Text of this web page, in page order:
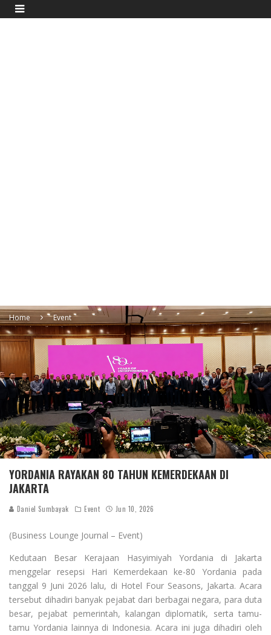
Home Event
YORDANIA RAYAKAN 80 TAHUN KEMERDEKAAN DI
JAKARTA
Daniel Sumbayak Event Jun 10, 2026
(Business Lounge Journal – Event)
Kedutaan Besar Kerajaan Hasyimiyah Yordania di Jakarta
menggelar resepsi Hari Kemerdekaan ke-80 Yordania pada
tanggal 9 Juni 2026 lalu, di Hotel Four Seasons, Jakarta. Acara
tersebut dihadiri banyak pejabat dari berbagai negara, para duta
besar, pejabat pemerintah, kalangan diplomatik, serta tamu-
tamu Yordania lainnya di Indonesia. Acara ini juga dihadiri oleh